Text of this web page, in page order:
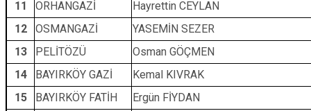
11
ORHANGAZİ
Hayrettin CEYLAN
12
OSMANGAZİ
YASEMİN SEZER
13
PELİTÖZÜ
Osman GÖÇMEN
14
BAYIRKÖY GAZİ
Kemal KIVRAK
15
BAYIRKÖY FATİH Ergün FİYDAN